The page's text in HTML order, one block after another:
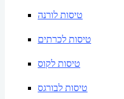
טיסות לורנה
טיסות לכרתים
טיסות לקוס
טיסות לבורגס